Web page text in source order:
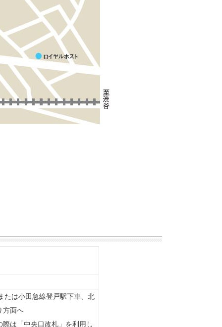
たは小田急線登戸駅下車、北
方面へ
は「中央口改札」を利用し